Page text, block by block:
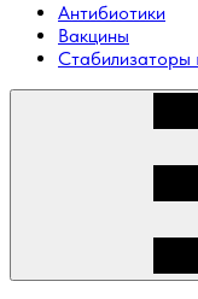
Антибиотики
Вакцины
Стабилизаторы